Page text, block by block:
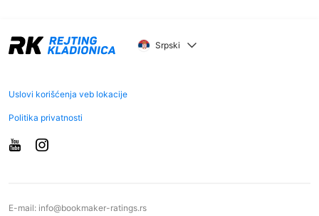
Srpski
Uslovi korišćenja veb lokacije
Politika privatnosti
E-mail: info@bookmaker-ratings.rs